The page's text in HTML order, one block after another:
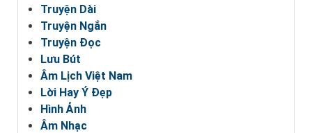
Truyện Dài
Truyện Ngắn
Truyện Đọc
Lưu Bút
Âm Lịch Việt Nam
Lời Hay Ý Đẹp
Hình Ảnh
Âm Nhạc